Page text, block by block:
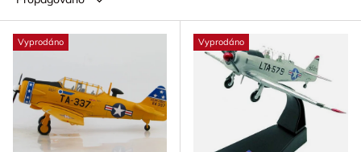
Vyprodáno Vyprodáno